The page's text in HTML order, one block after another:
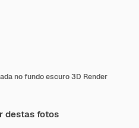
no fundo escuro 3D Render
destas fotos